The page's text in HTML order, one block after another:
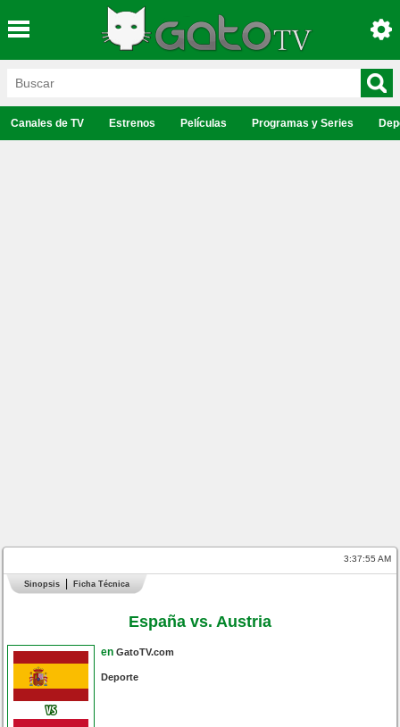
Canales de TV Estrenos Películas Programas y Series
3:37:56 AM
Sinopsis Ficha Técnica
España vs. Austria
en GatoTV.com
Deporte